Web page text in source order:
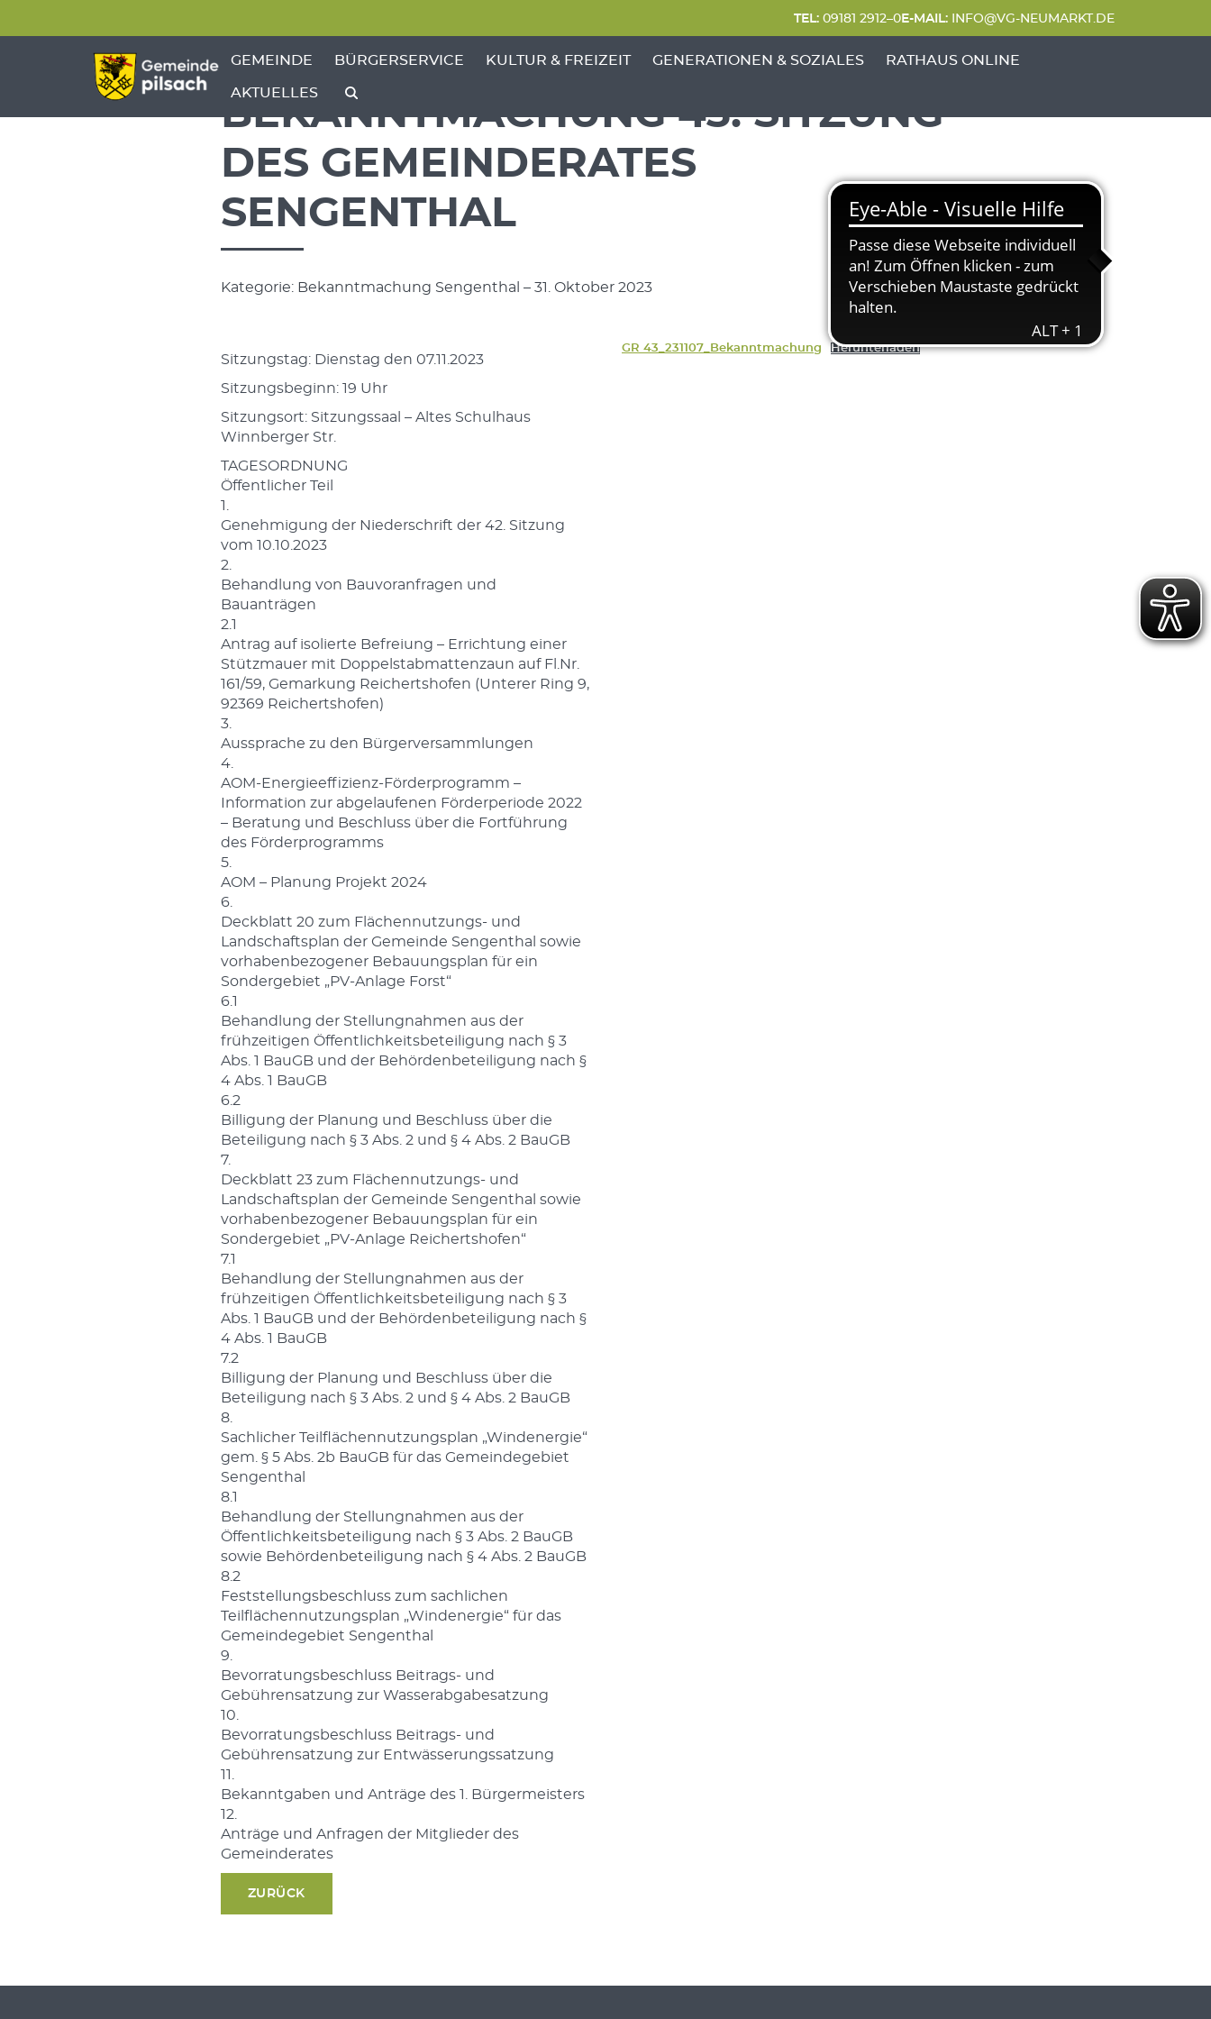
TEL:09181 2912–0E-MAIL:INFO@VG-NEUMARKT.DE
GEMEINDE
ZEIGE MENÜ-UNTERPUNKTE VON 'GEMEINDE'
BÜRGERSERVICE
ZEIGE MENÜ-UNTERPUNKTE VON 'BÜRGERSERVICE'
KULTUR & FREIZEIT GENERATIONEN & SOZIALES RATHAUS ONLINE
AKTUELLES
BEKANNTMACHUNG 43. SITZUNG
DES GEMEINDERATES
SENGENTHAL
Kategorie: Bekanntmachung Sengenthal – 31. Oktober 2023
Sitzungstag: Dienstag den 07.11.2023
Sitzungsbeginn: 19 Uhr
Sitzungsort: Sitzungssaal – Altes Schulhaus
Winnberger Str.
TAGESORDNUNG
Öffentlicher Teil
1.
Genehmigung der Niederschrift der 42. Sitzung
vom 10.10.2023
2.
Behandlung von Bauvoranfragen und
Bauanträgen
2.1
Antrag auf isolierte Befreiung – Errichtung einer
Stützmauer mit Doppelstabmattenzaun auf Fl.Nr.
161/59, Gemarkung Reichertshofen (Unterer Ring 9,
92369 Reichertshofen)
3.
Aussprache zu den Bürgerversammlungen
4.
AOM-Energieeffizienz-Förderprogramm –
Information zur abgelaufenen Förderperiode 2022
– Beratung und Beschluss über die Fortführung
des Förderprogramms
5.
AOM – Planung Projekt 2024
6.
Deckblatt 20 zum Flächennutzungs- und
Landschaftsplan der Gemeinde Sengenthal sowie
vorhabenbezogener Bebauungsplan für ein
Sondergebiet „PV-Anlage Forst“
6.1
Behandlung der Stellungnahmen aus der
frühzeitigen Öffentlichkeitsbeteiligung nach § 3
Abs. 1 BauGB und der Behördenbeteiligung nach §
4 Abs. 1 BauGB
6.2
Billigung der Planung und Beschluss über die
Beteiligung nach § 3 Abs. 2 und § 4 Abs. 2 BauGB
7.
Deckblatt 23 zum Flächennutzungs- und
Landschaftsplan der Gemeinde Sengenthal sowie
vorhabenbezogener Bebauungsplan für ein
Sondergebiet „PV-Anlage Reichertshofen“
7.1
Behandlung der Stellungnahmen aus der
frühzeitigen Öffentlichkeitsbeteiligung nach § 3
Abs. 1 BauGB und der Behördenbeteiligung nach §
4 Abs. 1 BauGB
7.2
Billigung der Planung und Beschluss über die
Beteiligung nach § 3 Abs. 2 und § 4 Abs. 2 BauGB
8.
Sachlicher Teilflächennutzungsplan „Windenergie“
gem. § 5 Abs. 2b BauGB für das Gemeindegebiet
Sengenthal
8.1
Behandlung der Stellungnahmen aus der
Öffentlichkeitsbeteiligung nach § 3 Abs. 2 BauGB
sowie Behördenbeteiligung nach § 4 Abs. 2 BauGB
8.2
Feststellungsbeschluss zum sachlichen
Teilflächennutzungsplan „Windenergie“ für das
Gemeindegebiet Sengenthal
9.
Bevorratungsbeschluss Beitrags- und
Gebührensatzung zur Wasserabgabesatzung
10.
Bevorratungsbeschluss Beitrags- und
Gebührensatzung zur Entwässerungssatzung
11.
Bekanntgaben und Anträge des 1. Bürgermeisters
12.
Anträge und Anfragen der Mitglieder des
Gemeinderates
GR 43_231107_Bekanntmachung Herunterladen
ZURÜCK